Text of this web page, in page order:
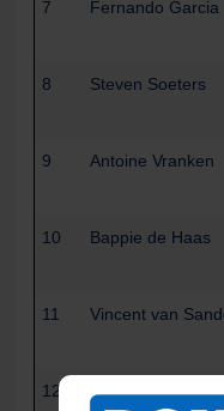
7 Fernando Garcia
8 Steven Soeters
9 Antoine Vranken
10 Bappie de Haas
11 Vincent van
12 Niko Koop